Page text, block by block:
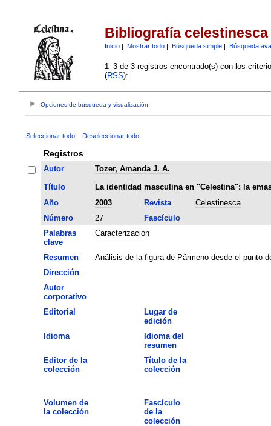
Bibliografía celestinesca
Inicio| Mostrar todo| Búsqueda simple| Búsqueda
1–3 de 3 registros encontrado(s) con los
(RSS):
Opciones de búsqueda y visualización
Seleccionar todo Deseleccionar todo
Registros
Autor
Tozer, Amanda J. A.
Título
La identidad masculina en "Celestina": la
Año
2003 Revista
Celestinesca
Número
27
Fascículo
Palabras
clave
Caracterización
Resumen
Análisis de la figura de Pármeno desde el punto
Dirección
Autor
corporativo
Editorial
Lugar de
edición
Idioma
Idioma del
resumen
Editor de la
colección
Título de la
colección
Volumen de
la colección
Fascículo
de la
colección